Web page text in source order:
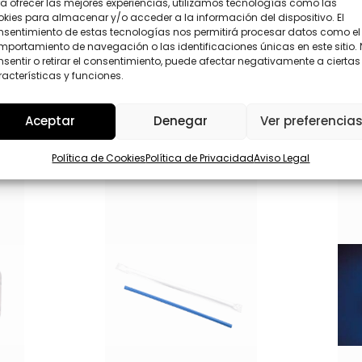
para almacenar y/o acceder a la información del dispositivo. El
de estas tecnologías nos permitirá procesar datos como el
de navegación o las identificaciones únicas en este sitio.
o retirar el consentimiento, puede afectar negativamente a ciertas
y funciones.
Aceptar Denegar Ver
Política de CookiesPolítica de PrivacidadAviso Legal
D
*
Enviar